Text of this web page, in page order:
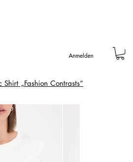
Anmelden
„Fashion Contrasts“